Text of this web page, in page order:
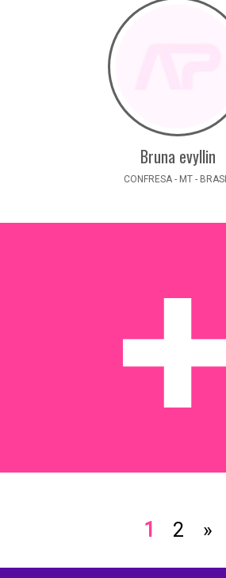
Bruna evyllin
CONFRESA - MT -
1 2 »